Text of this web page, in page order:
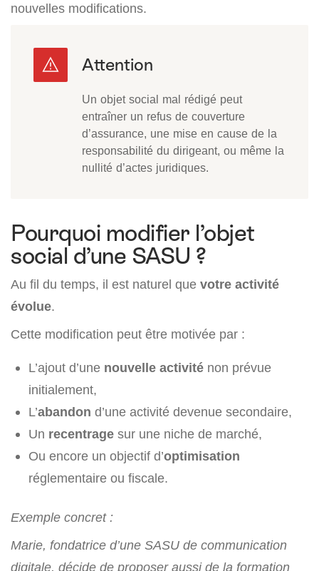
nouvelles modifications.
Un objet social mal rédigé peut
entraîner un refus de couverture
d’assurance, une mise en cause de la
responsabilité du dirigeant, ou même la
nullité d’actes juridiques.
Pourquoi modifier l’objet
social d’une SASU ?
Au fil du temps, il est naturel que votre activité
évolue.
Cette modification peut être motivée par :
L’ajout d’une nouvelle activité non prévue
initialement,
L’abandon d’une activité devenue secondaire,
Un recentrage sur une niche de marché,
Ou encore un objectif d’optimisation
réglementaire ou fiscale.
Exemple concret :
Marie, fondatrice d’une SASU de communication
digitale, décide de proposer aussi de la formation